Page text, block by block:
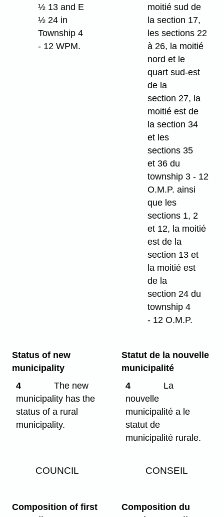
½ 13 and E
½ 24 in
Township 4
- 12 WPM.
moitié sud de
la section 17,
les sections 22
à 26, la moitié
nord et le
quart sud-est
de la
section 27, la
moitié est de
la section 34
et les
sections 35
et 36 du
township 3 - 12
O.M.P. ainsi
que les
sections 1, 2
et 12, la moitié
est de la
section 13 et
la moitié est
de la
section 24 du
township 4
- 12 O.M.P.
Status of new
municipality
4
The new
municipality has the
status of a rural
municipality.
Statut de la nouvelle
municipalité
4
La
nouvelle
municipalité a le
statut de
municipalité rurale.
COUNCIL CONSEIL
Composition of first
Composition du